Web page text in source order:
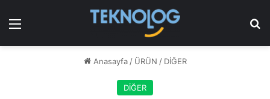
Menü
Anasayfa / ÜRÜN / DİĞER
DİĞER